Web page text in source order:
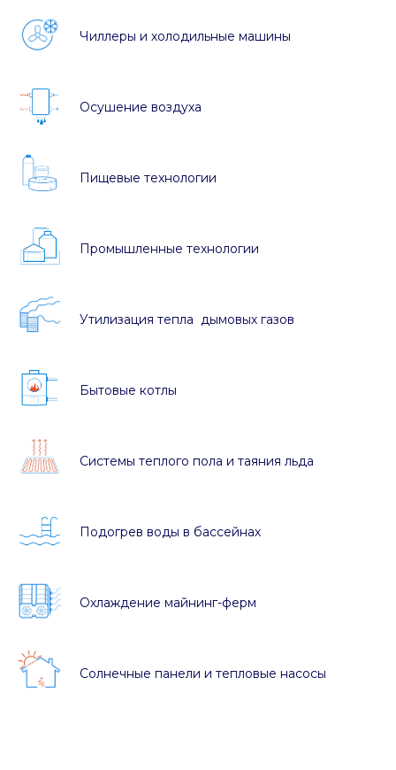
Чиллеры и холодильные машины
Осушение воздуха
Пищевые технологии
Промышленные технологии
Утилизация тепла дымовых газов
Бытовые котлы
Системы теплого пола и таяния льда
Подогрев воды в бассейнах
Охлаждение майнинг-ферм
Солнечные панели и тепловые насосы